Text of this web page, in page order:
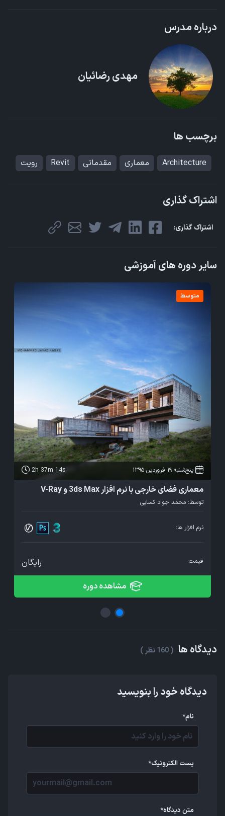
درباره مدرس
مهدی رضائیان
برچسب ها
Architecture معماری مقدماتی Revit رویت
اشتراک گذاری
اشتراک گذاری:
سایر دوره های آموزشی
پنج‌شنبه 19 فروردین 1395 2h 37m 14s
متوسط
معماری فضای خارجی با نرم افزار 3ds Max و V-Ray
توسط: محمد جواد کسایی
نرم افزار ها:
قیمت:
رایگان
مشاهده دوره
دیدگاه ها ( 160 نظر )
دیدگاه خود را بنویسید
نام*
پست الکترونیک*
متن دیدگاه*